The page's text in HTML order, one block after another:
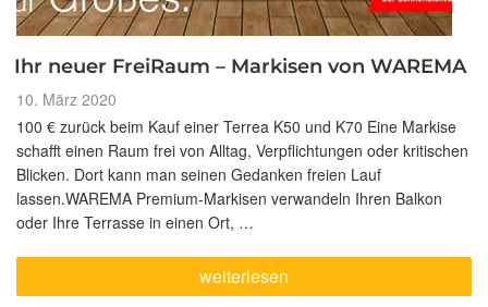
Ihr neuer FreiRaum – Markisen von WAREMA
Veröffentlicht
am
10. März 2020
100 € zurück beim Kauf einer Terrea K50 und K70 Eine Markise
schafft einen Raum frei von Alltag, Verpflichtungen oder kritischen
Blicken. Dort kann man seinen Gedanken freien Lauf
lassen.WAREMA Premium-Markisen verwandeln Ihren Balkon
oder Ihre Terrasse in einen Ort, …
„Ihr
neuer
weiterlesen